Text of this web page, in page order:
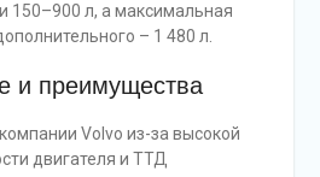
150–900 л, а максимальная
– 1 480 л.
и преимущества
Volvo из-за высокой
двигателя и ТТД